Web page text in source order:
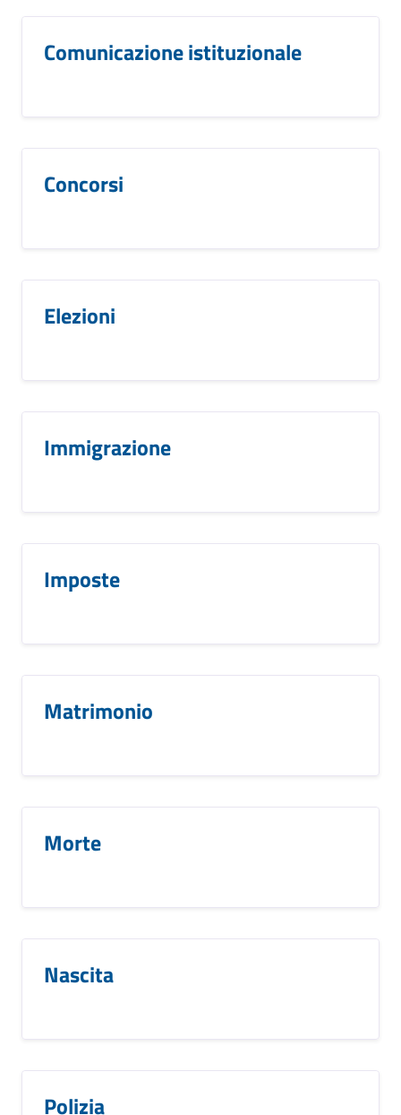
Comunicazione istituzionale
Concorsi
Elezioni
Immigrazione
Imposte
Matrimonio
Morte
Nascita
Polizia